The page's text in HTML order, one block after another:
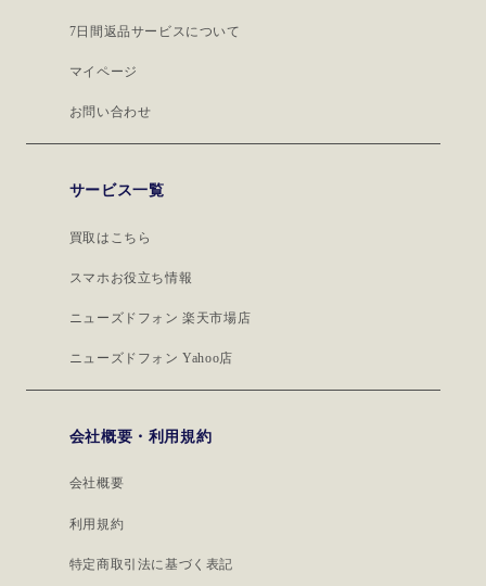
7日間返品サービスについて
マイページ
お問い合わせ
サービス一覧
買取はこちら
スマホお役立ち情報
ニューズドフォン 楽天市場店
ニューズドフォン Yahoo店
会社概要・利用規約
会社概要
利用規約
特定商取引法に基づく表記